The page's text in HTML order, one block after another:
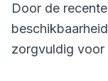
Door de
zorgvuldig voor